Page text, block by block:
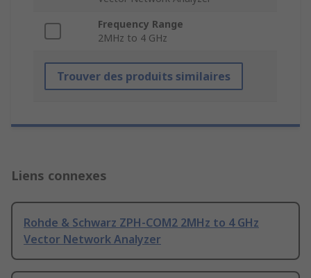
Frequency Range
2MHz to 4 GHz
Trouver des produits similaires
Liens connexes
Rohde & Schwarz ZPH-COM2 2MHz to 4 GHz
Vector Network Analyzer